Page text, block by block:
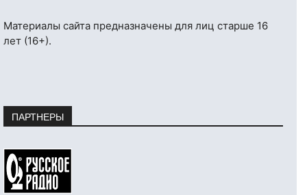
Материалы сайта предназначены для лиц старше 16
лет (16+).
ПАРТНЕРЫ